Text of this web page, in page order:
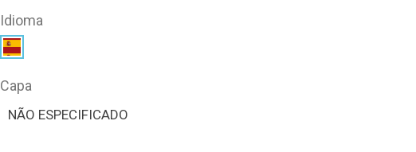
Idioma
Capa
NÃO ESPECIFICADO